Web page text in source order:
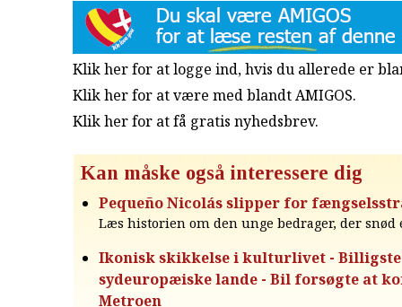
Klik her for at logge ind, hvis du allerede er
Klik her for at være med blandt AMIGOS.
Klik her for at få gratis nyhedsbrev.
Kan måske også interessere dig
Pequeño Nicolás slipper for
Læs historien om den unge bedrager, der snød
Ikonisk skikkelse i kulturlivet - Billigste
sydeuropæiske lande - Bil forsøgte at
Metroen